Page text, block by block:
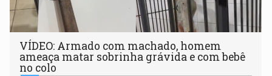
VÍDEO: Armado com machado, homem
ameaça matar sobrinha grávida e com bebê
no colo